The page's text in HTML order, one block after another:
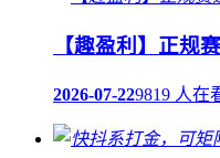
【趣盈利】正规
2026-07-229819 人在